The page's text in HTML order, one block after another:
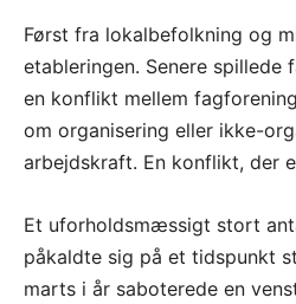
Først fra lokalbefolkning og
etableringen. Senere spillede
en konflikt mellem
om organisering eller ikke-
arbejdskraft. En konflikt, der
Et uforholdsmæssigt stort
påkaldte sig på et tidspunkt
marts i år saboterede en